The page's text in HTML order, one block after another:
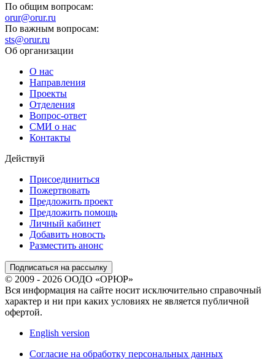
По общим вопросам:
orur@orur.ru
По важным вопросам:
sts@orur.ru
Об организации
О нас
Направления
Проекты
Отделения
Вопрос-ответ
СМИ о нас
Контакты
Действуй
Присоединиться
Пожертвовать
Предложить проект
Предложить помощь
Личный кабинет
Добавить новость
Разместить анонс
Подписаться на рассылку
© 2009 - 2026 ООДО «ОРЮР»
Вся информация на сайте носит исключительно справочный
характер и ни при каких условиях не является публичной
офертой.
English version
Согласие на обработку персональных данных